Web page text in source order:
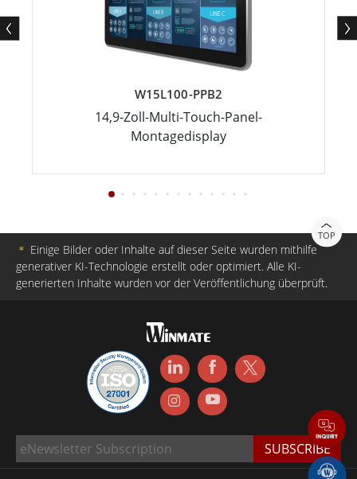
W15L100-PPB2
14,9-Zoll-Multi-Touch-Panel-
Montagedisplay
TOP
＊ Einige Bilder oder Inhalte auf dieser Seite wurden mithilfe
generativer KI-Technologie erstellt oder optimiert. Alle KI-
generierten Inhalte wurden vor der Veröffentlichung überprüft.